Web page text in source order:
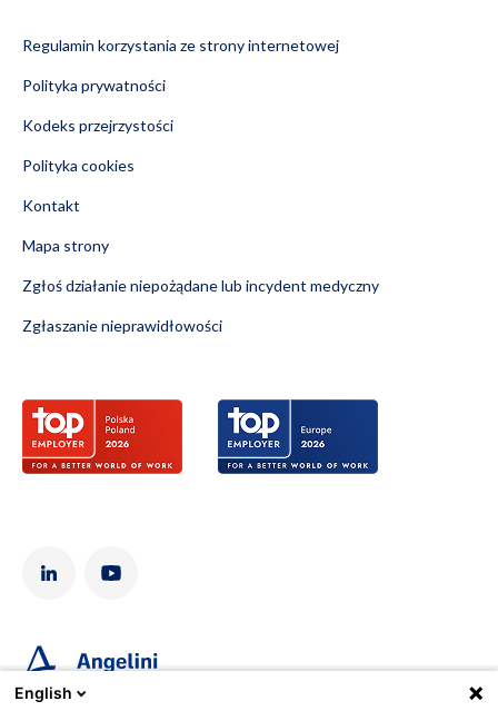
Regulamin korzystania ze strony internetowej
Polityka prywatności
Kodeks przejrzystości
Polityka cookies
Kontakt
Mapa strony
Zgłoś działanie niepożądane lub incydent medyczny
Zgłaszanie nieprawidłowości
English